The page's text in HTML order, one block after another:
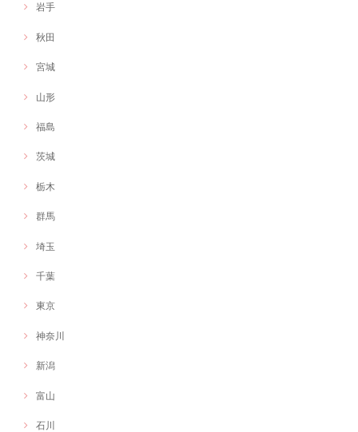
岩手
秋田
宮城
山形
福島
茨城
栃木
群馬
埼玉
千葉
東京
神奈川
新潟
富山
石川